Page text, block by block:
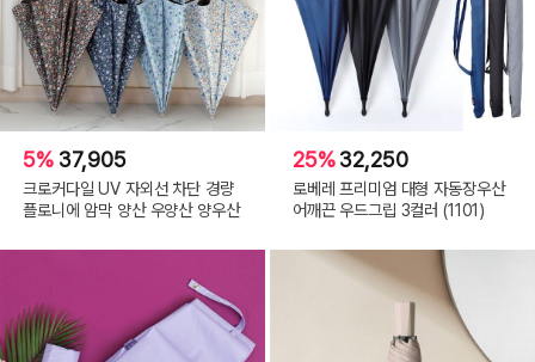
5% 37,905
크로커다일 UV 자외선 차단 경량
플로니에 암막 양산 우양산 양우산
25%32,250
로베레 프리미엄 대형 자동장우산
어깨끈 우드그립 3컬러 (1101)